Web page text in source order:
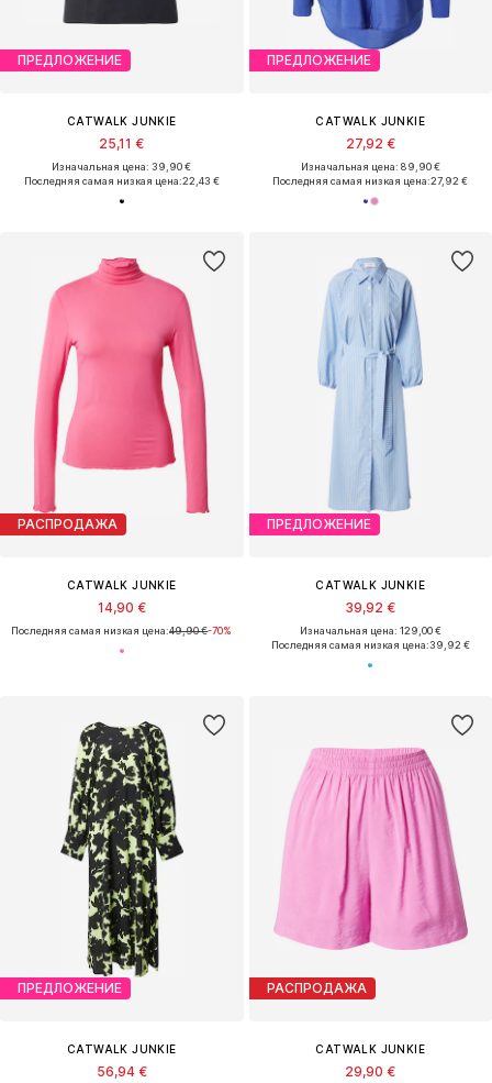
ПРЕДЛОЖЕНИЕ
CATWALK JUNKIE
25,11 €
Изначальная цена: 39,90 €
Последняя самая низкая цена:22,43 €
ПРЕДЛОЖЕНИЕ
CATWALK JUNKIE
27,92 €
Изначальная цена: 89,90 €
Последняя самая низкая цена:27,92 €
РАСПРОДАЖА
CATWALK JUNKIE
14,90 €
Последняя самая низкая цена:49,90 €-70%
ПРЕДЛОЖЕНИЕ
CATWALK JUNKIE
39,92 €
Изначальная цена: 129,00 €
Последняя самая низкая цена:39,92 €
ПРЕДЛОЖЕНИЕ
CATWALK JUNKIE
56,94 €
РАСПРОДАЖА
CATWALK JUNKIE
29,90 €